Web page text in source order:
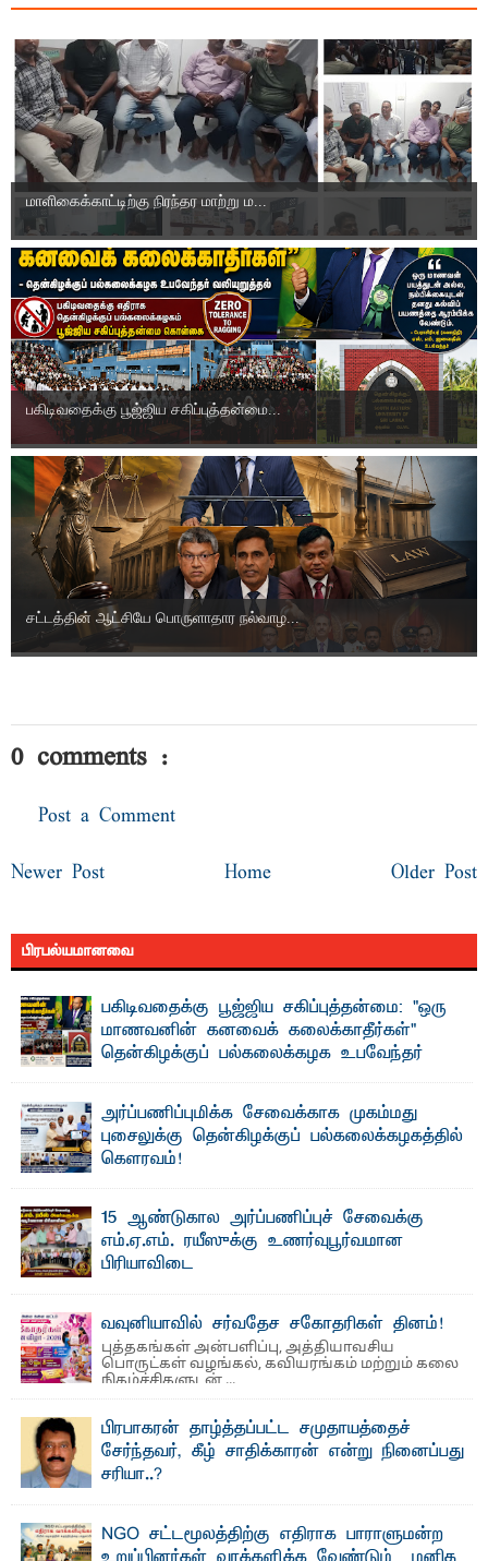
மாளிகைக்காட்டிற்கு நிரந்தர மாற்று ம...
பகிடிவதைக்கு பூஜ்ஜிய சகிப்புத்தன்மை...
சட்டத்தின் ஆட்சியே பொருளாதார நல்வாழ...
0 comments :
Post a Comment
Newer Post Older Post
Home
பிரபல்யமானவை
பகிடிவதைக்கு பூஜ்ஜிய சகிப்புத்தன்மை: "ஒரு
மாணவனின் கனவைக் கலைக்காதீர்கள்" –
தென்கிழக்குப் பல்கலைக்கழக உபவேந்தர்
"ஒ ரு மாணவனின் அல்லது மாணவியின் கனவு என்னால்
கலைக்கப்படாது" என்ற உறுதியை ஒவ்வொரு மாணவரும் ...
அர்ப்பணிப்புமிக்க சேவைக்காக முகம்மது
புசைலுக்கு தென்கிழக்குப் பல்கலைக்கழகத்தில்
கௌரவம்!
15 ஆண்டுகால அர்ப்பணிப்புச் சேவைக்கு
எம்.ஏ.எம். ரயீஸுக்கு உணர்வுபூர்வமான
பிரியாவிடை
வவுனியாவில் சர்வதேச சகோதரிகள் தினம்!
புத்தகங்கள் அன்பளிப்பு, அத்தியாவசிய
பொருட்கள் வழங்கல், கவியரங்கம் மற்றும் கலை
நிகழ்ச்சிகளுடன் ...
பிரபாகரன் தாழ்த்தப்பட்ட சமுதாயத்தைச்
சேர்ந்தவர், கீழ் சாதிக்காரன் என்று நினைப்பது
சரியா..?
NGO சட்டமூலத்திற்கு எதிராக பாராளுமன்ற